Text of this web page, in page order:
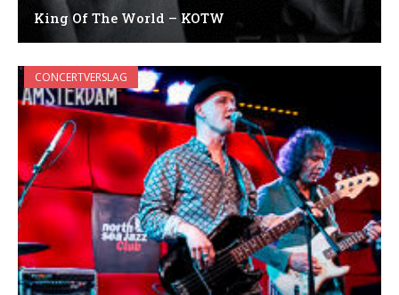
King Of The World – KOTW
CONCERTVERSLAG